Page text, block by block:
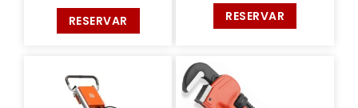
RESERVAR RESERVAR